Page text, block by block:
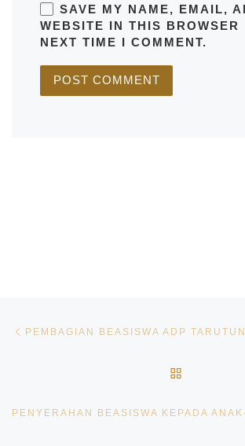
SAVE MY NAME, EMAIL,
WEBSITE IN THIS BROWSER
NEXT TIME I COMMENT.